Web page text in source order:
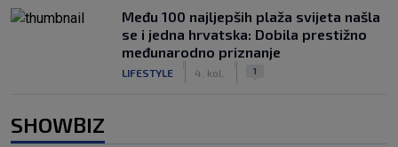
Među 100 najljepših plaža svijeta našla
se i jedna hrvatska: Dobila prestižno
međunarodno priznanje
LIFESTYLE 4. kol. 1
SHOWBIZ